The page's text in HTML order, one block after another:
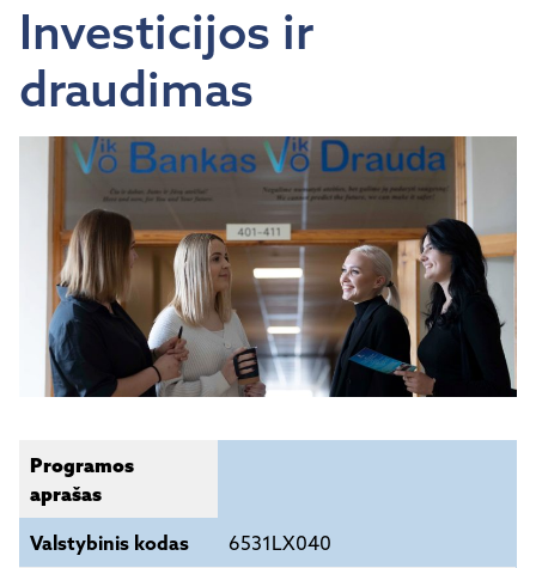
Investicijos ir
draudimas
Programos
aprašas
Valstybinis kodas 6531LX040